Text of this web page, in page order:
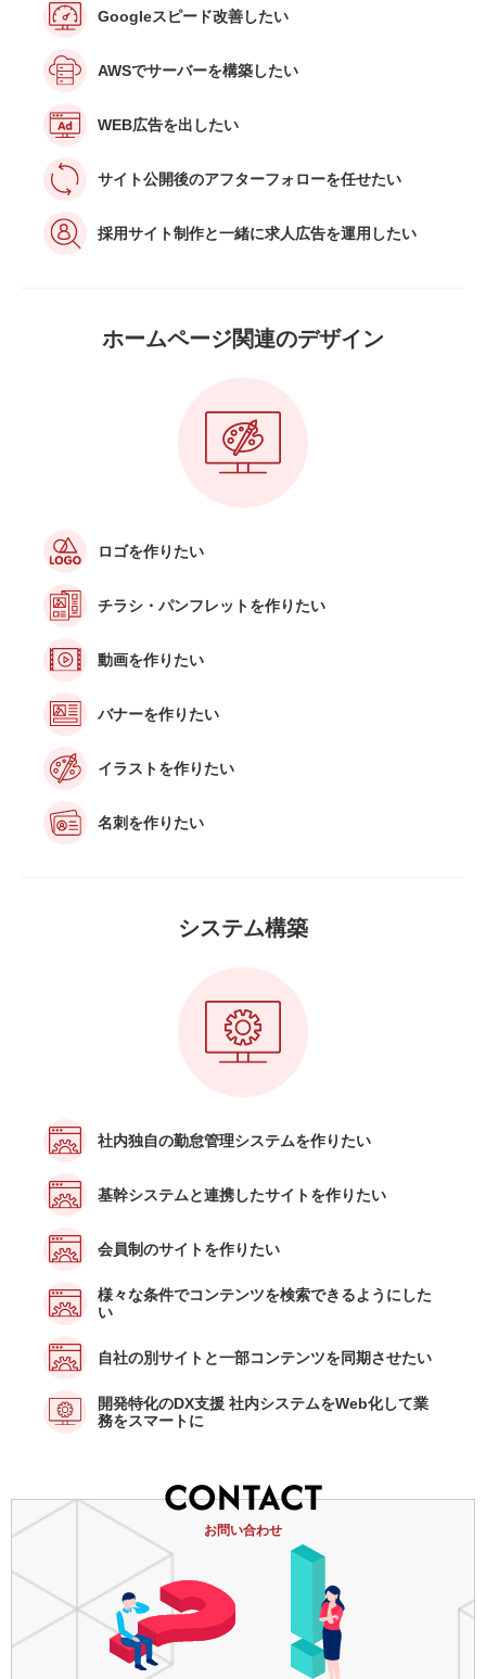
Googleスピード改善したい
AWSでサーバーを構築したい
WEB広告を出したい
サイト公開後のアフターフォローを任せたい
採用サイト制作と一緒に求人広告を運用したい
ホームページ関連のデザイン
ロゴを作りたい
チラシ・パンフレットを作りたい
動画を作りたい
バナーを作りたい
イラストを作りたい
名刺を作りたい
システム構築
社内独自の勤怠管理システムを作りたい
基幹システムと連携したサイトを作りたい
会員制のサイトを作りたい
様々な条件でコンテンツを検索できるようにした
い
自社の別サイトと一部コンテンツを同期させたい
開発特化のDX支援 社内システムをWeb化して業
務をスマートに
CONTACT
お問い合わせ